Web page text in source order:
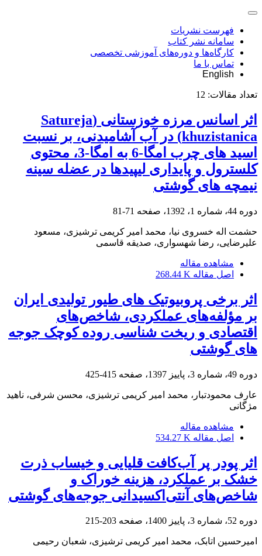
فهرست نشریات
سامانه نشر کتاب
کارگاه‌ها و دوره‌های آموزشی تخصصی
تماس با ما
English
تعداد مقالات: 12
اثر اسانس مرزه خوزستانی (Satureja
khuzistanica) در آب آشامیدنی، بر نسبت
اسید های چرب امگا-6 به امگا-3، محتوی
کلسترول و پایداری لیپیدها در عضله سینه
نیمچه های گوشتی
دوره 44، شماره 1، 1392، صفحه 71-81
حشمت اله خسروی نیا، محمد امیر کریمی ترشیزی، مسعود
علیرضایی، رضا شهسواری، صدیقه قاسمی
مشاهده مقاله
اصل مقاله 268.44 K
اثر برخی پروبیوتیک ‏های طیور تولیدی ایران
بر مؤلفه‌های عملکردی، شاخص‌های
اقتصادی و ریخت‏ شناسی روده کوچک جوجه‏
های گوشتی
دوره 49، شماره 3، پاییز 1397، صفحه 415-425
عارف محمودتبار، محمد امیر کریمی ترشیزی، محسن شرفی، ناهید
مژگانی
مشاهده مقاله
اصل مقاله 534.27 K
اثر پودر پر آب‌کافت قلیایی و خیساب ذرت
خشک بر عملکرد، هزینه خوراک و
شاخص‌های ‏آنتی‌اکسیدانی جوجه‌های گوشتی
دوره 52، شماره 3، پاییز 1400، صفحه 203-215
امیرحسین اتابک، محمد امیر کریمی ترشیزی، شعبان رحیمی